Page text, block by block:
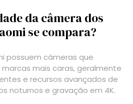
da câmera dos
se compara?
possuem câmeras que
mais caras, geralmente
e recursos avançados de
noturnos e gravação em 4K.